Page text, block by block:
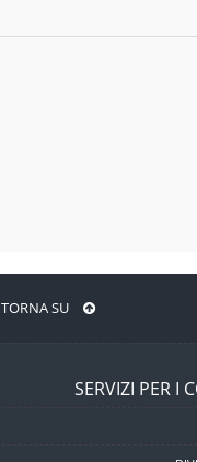
TORNA SU
SERVIZI PER I